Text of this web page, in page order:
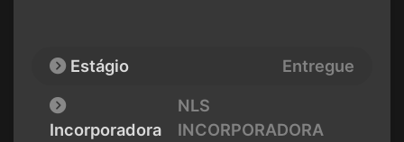
Estágio Entregue
Incorporadora
NLS
INCORPORADORA